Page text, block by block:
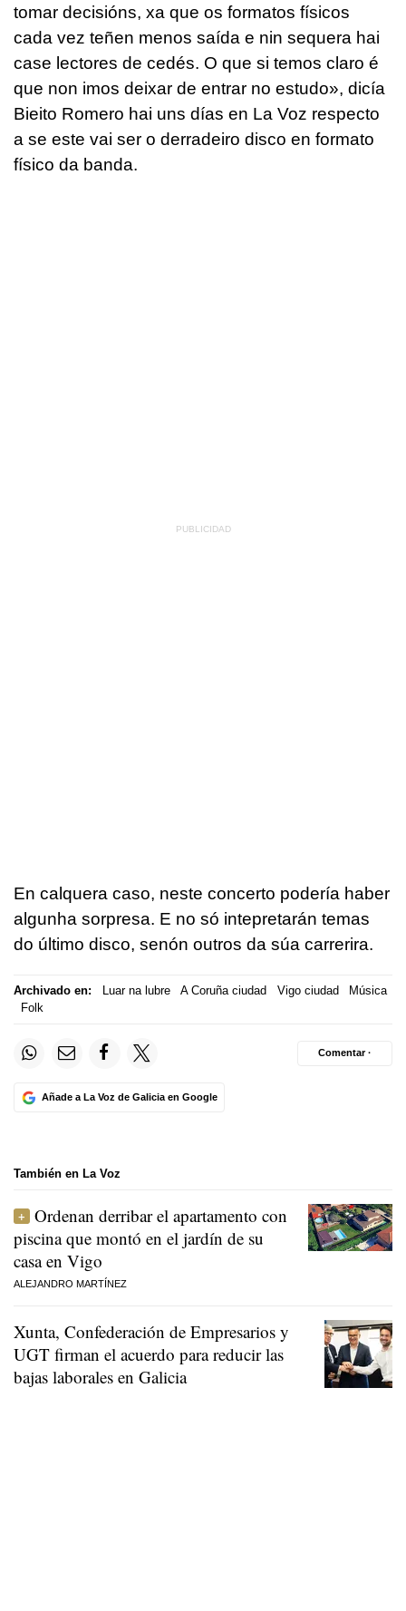
tomar decisións, xa que os formatos físicos
cada vez teñen menos saída e nin sequera hai
case lectores de cedés. O que si temos claro é
que non imos deixar de entrar no estudo», dicía
Bieito Romero hai uns días en La Voz respecto
a se este vai ser o derradeiro disco en formato
físico da banda.
En calquera caso, neste concerto podería haber
algunha sorpresa. E no só intepretarán temas
do último disco, senón outros da súa carrerira.
Archivado en: Luar na lubre A Coruña ciudad Vigo ciudad
Música
Folk
Añade a La Voz de Galicia en Google
Comentar ·
También en La Voz
Ordenan derribar el apartamento con
piscina que montó en el jardín de su
casa en Vigo
ALEJANDRO MARTÍNEZ
Xunta, Confederación de Empresarios y
UGT firman el acuerdo para reducir las
bajas laborales en Galicia